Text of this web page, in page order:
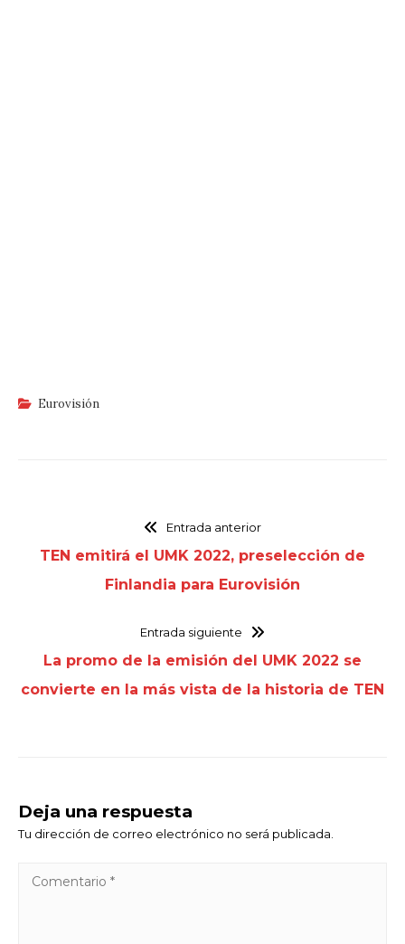
Eurovisión
Entrada anterior
TEN emitirá el UMK 2022, preselección de
Finlandia para Eurovisión
Entrada siguiente
La promo de la emisión del UMK 2022 se
convierte en la más vista de la historia de TEN
Deja una respuesta
Tu dirección de correo electrónico no será publicada.